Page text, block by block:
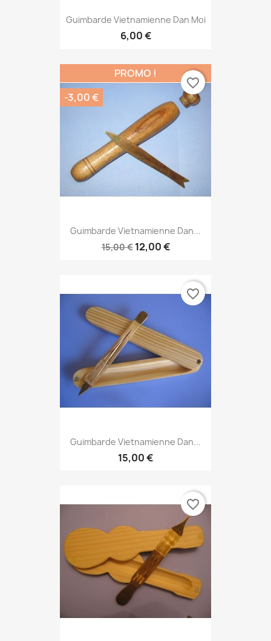
Guimbarde Vietnamienne Dan Moi
6,00 €
Guimbarde Vietnamienne Dan...
15,00 € 12,00 €
PROMO !
-3,00 €
favorite_border
Guimbarde Vietnamienne Dan...
15,00 €
favorite_border
favorite_border